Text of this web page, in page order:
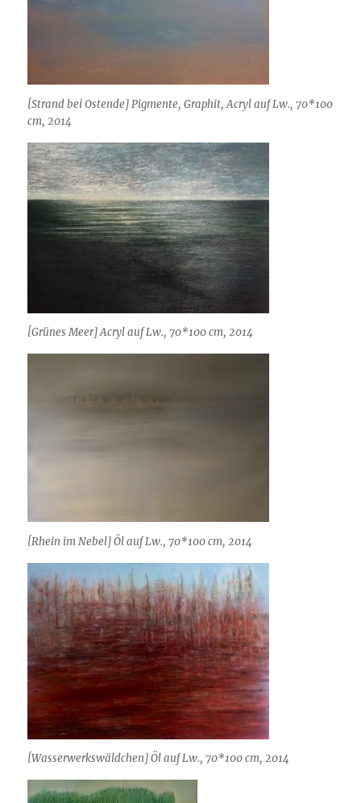
[Strand bei Ostende] Pigmente, Graphit, Acryl auf Lw., 70*100
cm, 2014
[Grünes Meer] Acryl auf Lw., 70*100 cm, 2014
[Rhein im Nebel] Öl auf Lw., 70*100 cm, 2014
[Wasserwerkswäldchen] Öl auf Lw., 70*100 cm, 2014